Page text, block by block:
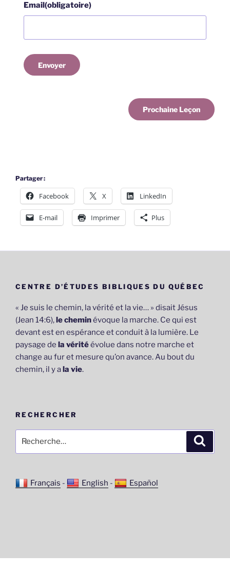
Email(obligatoire)
Envoyer
Prochaine Leçon
Partager :
Facebook X LinkedIn
E-mail Imprimer Plus
CENTRE D’ÉTUDES BIBLIQUES DU QUÉBEC
« Je suis le chemin, la vérité et la vie… » disait Jésus
(Jean 14:6),le cheminévoque la marche. Ce qui est
devant est en espérance et conduit à la lumière. Le
paysage de la véritéévolue dans notre marche et
change au fur et mesure qu’on avance. Au bout du
chemin, il y ala vie.
RECHERCHER
pour
Français - English - Español